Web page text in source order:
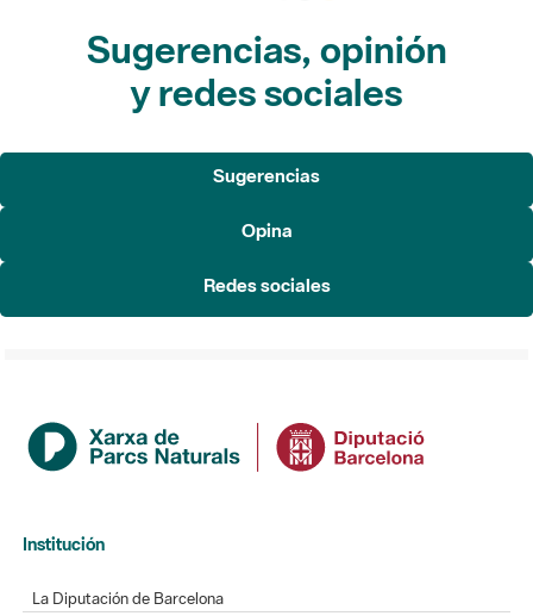
Sugerencias, opinión
y redes sociales
Sugerencias
Opina
Redes sociales
Institución
La Diputación de Barcelona